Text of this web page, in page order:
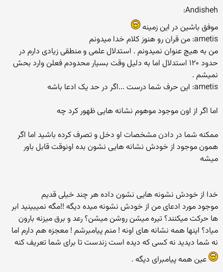
Andisheh:
موفق باشین در این زمینه
ametis: من قران رو هنوز کلام خدا میدونم
من به هیچ عنوان نمیدونم . استدلال علمی و منطقی زیادی دارم در
حدود ۱۲۰ استدلال اما به دلیل وقت بسیار محدودم فعلن وارد بحش
نمیشم .
ametis: این حرف شما درست ...اگر در حد یک ادعا باشه
اما اگر از اون موجود موهوم نشانه هایی ظهور کرد چه
ممکنه شما در دادن مشخصات او دخل و تصرف کرده باشید اما اگر
همون موجود از خودش نشانه هایی نشون بده اونوقت قابل باور
میشه
خدا از خودش نشونه هایی نشون داده هر چند خیلی قدیم
موجود مورد ادعای من از خودش نشونه میده دیگه !!مگه نمیبینید ابر
ها حرکت میکنند؟ تیره میشن روشن میشن؟ رعد و برق میزنه بارون
میاد؟ اینها همه نشانه های اونه ! منم پیامبرشم ! معجزه هم دارم اما
نه شما دیدید نه کسی که دیده است زندست تا برای شما تعریف کنه
عین همه پیامبرای دیگه .